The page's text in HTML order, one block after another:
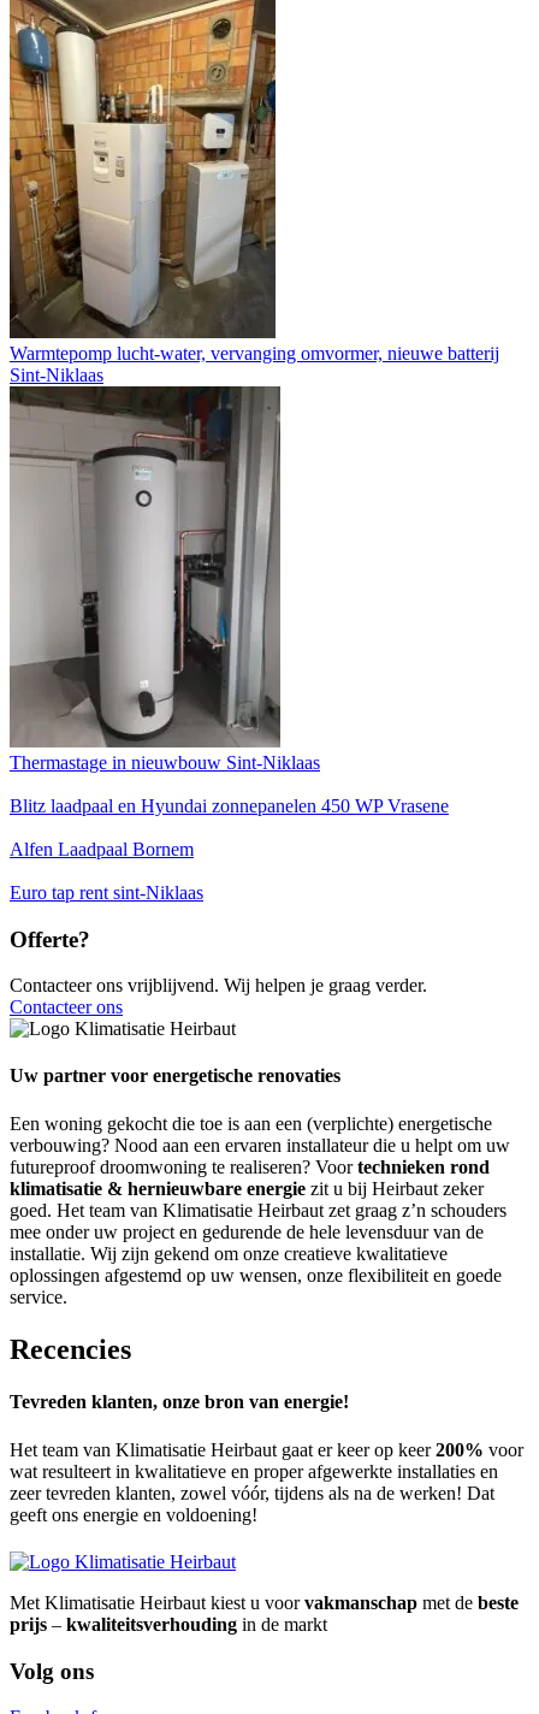
Warmtepomp lucht-water, vervanging omvormer, nieuwe batterij
Sint-Niklaas
Thermastage in nieuwbouw Sint-Niklaas
Blitz laadpaal en Hyundai zonnepanelen 450 WP Vrasene
Alfen Laadpaal Bornem
Euro tap rent sint-Niklaas
Offerte?
Contacteer ons vrijblijvend. Wij helpen je graag verder.
Contacteer ons
Uw partner voor energetische renovaties
Een woning gekocht die toe is aan een (verplichte) energetische
verbouwing? Nood aan een ervaren installateur die u helpt om uw
futureproof droomwoning te realiseren? Voortechnieken rond
klimatisatie & hernieuwbare energie zit u bij Heirbaut zeker
goed. Het team van Klimatisatie Heirbaut zet graag z’n schouders
mee onder uw project en gedurende de hele levensduur van de
installatie. Wij zijn gekend om onze creatieve kwalitatieve
oplossingen afgestemd op uw wensen, onze flexibiliteit en goede
service.
Recencies
Tevreden klanten, onze bron van energie!
Het team van Klimatisatie Heirbaut gaat er keer op keer200% voor
wat resulteert in kwalitatieve en proper afgewerkte installaties en
zeer tevreden klanten, zowel vóór, tijdens als na de werken! Dat
geeft ons energie en voldoening!
Met Klimatisatie Heirbaut kiest u voorvakmanschap met de beste
prijs – kwaliteitsverhouding in de markt
Volg ons